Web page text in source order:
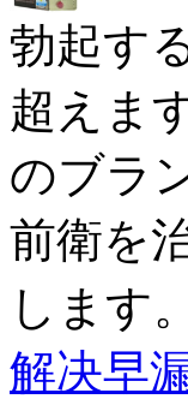
勃起す
超えま
のブラ
前衛を
します
解决早